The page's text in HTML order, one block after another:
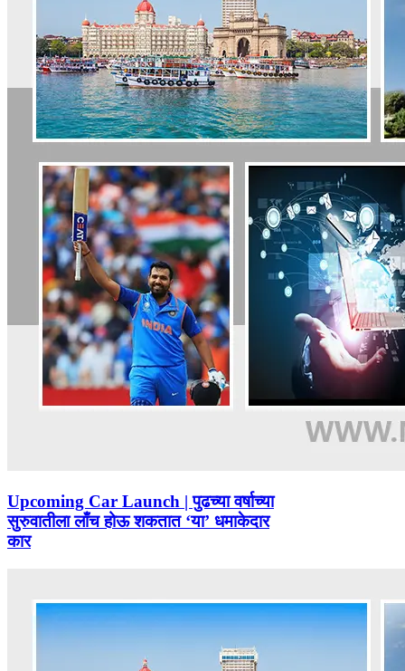
Upcoming Car Launch | पुढच्या वर्षाच्या
सुरुवातीला लाँच होऊ शकतात ‘या’ धमाकेदार
कार